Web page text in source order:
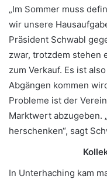
„Im Sommer muss
wir unsere
Präsident Schwabl
zwar, trotzdem stehen
zum Verkauf. Es ist
Abgängen kommen
Probleme ist der
Marktwert abzugeben.
herschenken“, sagt
In Unterhaching kam